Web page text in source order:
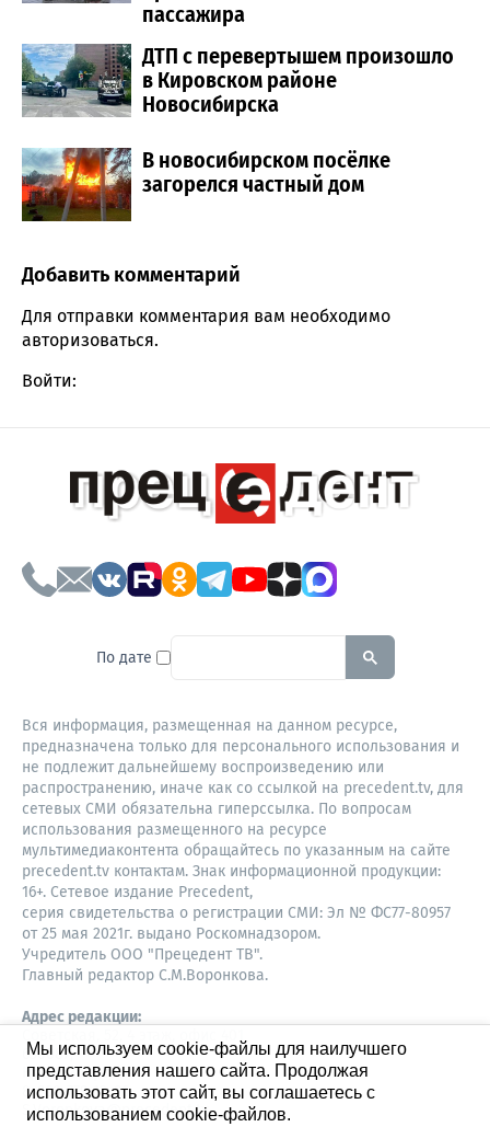
пассажира
ДТП с перевертышем произошло
в Кировском районе
Новосибирска
В новосибирском посёлке
загорелся частный дом
Comment section
Добавить комментарий
Для отправки комментария вам необходимо
авторизоваться.
Войти:
По дате To search this site, enter a
Вся информация, размещенная на данном ресурсе,
предназначена только для персонального использования и
не подлежит дальнейшему воспроизведению или
распространению, иначе как со ссылкой на precedent.tv, для
сетевых СМИ обязательна гиперссылка. По вопросам
использования размещенного на ресурсе
мультимедиаконтента обращайтесь по указанным на сайте
precedent.tv контактам. Знак информационной продукции:
16+. Сетевое издание Precedent,
серия свидетельства о регистрации СМИ: Эл № ФС77-80957
от 25 мая 2021г. выдано Роскомнадзором.
Учредитель ООО "Прецедент ТВ".
Главный редактор С.М.Воронкова.
Адрес редакции:
630087,
Новосибирск
8-960-779-12-96,
S.Voronkova@precedent.tv
Мы используем cookie-файлы для наилучшего
представления нашего сайта. Продолжая
использовать этот сайт, вы соглашаетесь с
использованием cookie-файлов.